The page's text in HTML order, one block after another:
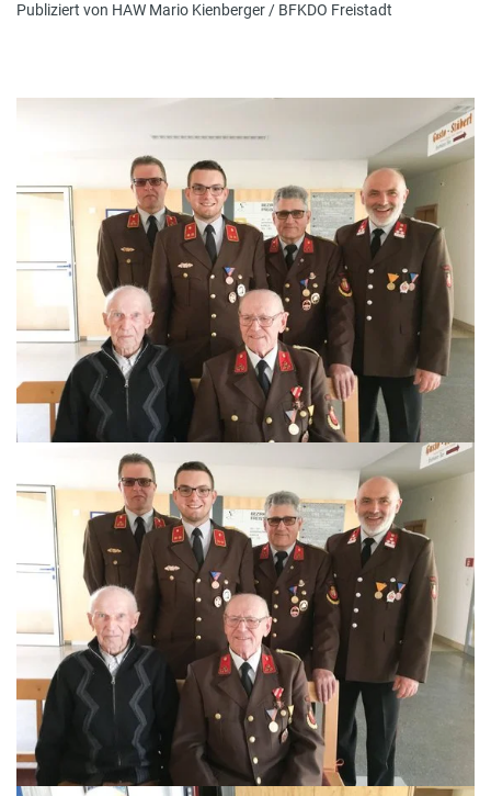
Publiziert von HAW Mario Kienberger / BFKDO Freistadt